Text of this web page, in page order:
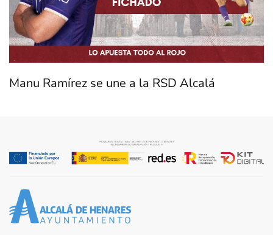
Manu Ramírez se une a la RSD Alcalá